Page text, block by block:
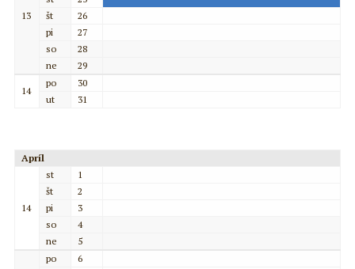
13
št
26
pi
27
so
28
ne
29
14
po
30
ut
31
Apríl
14
st
1
št
2
pi
3
so
4
ne
5
po
6